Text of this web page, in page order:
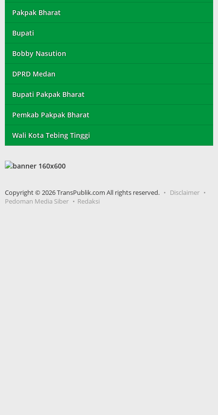
Pakpak Bharat
Bupati
Bobby Nasution
DPRD Medan
Bupati Pakpak Bharat
Pemkab Pakpak Bharat
Wali Kota Tebing Tinggi
Copyright © 2026 TransPublik.com All rights reserved.
Disclaimer
Pedoman Media Siber
Redaksi